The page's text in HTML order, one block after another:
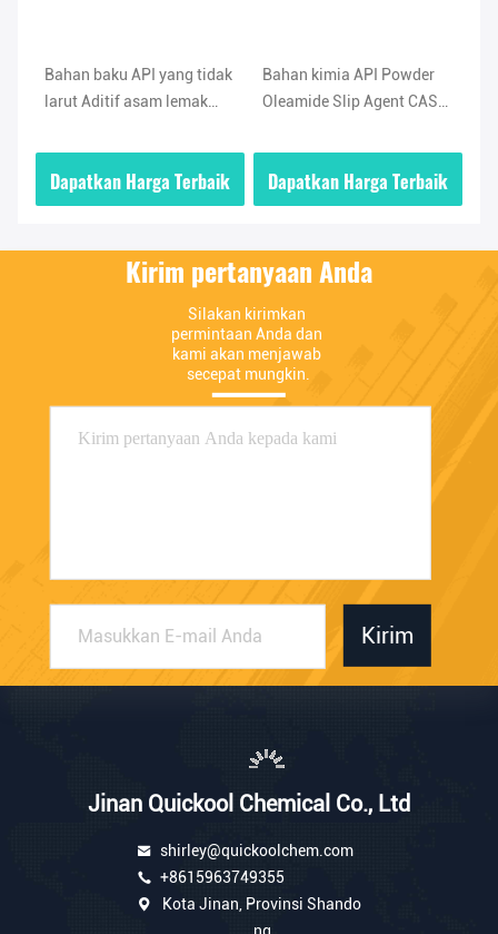
Bahan baku API yang tidak
larut Aditif asam lemak
Powder
Dapatkan Harga Terbaik
Bahan kimia API Powder
Oleamide Slip Agent CAS
tinggi
Dapatkan Harga Terbaik
Kirim pertanyaan Anda
Silakan kirimkan
permintaan Anda dan
kami akan menjawab
secepat mungkin.
Kirim
Jinan Quickool Chemical Co., Ltd
shirley@quickoolchem.com
+8615963749355
Kota Jinan, Provinsi Shando